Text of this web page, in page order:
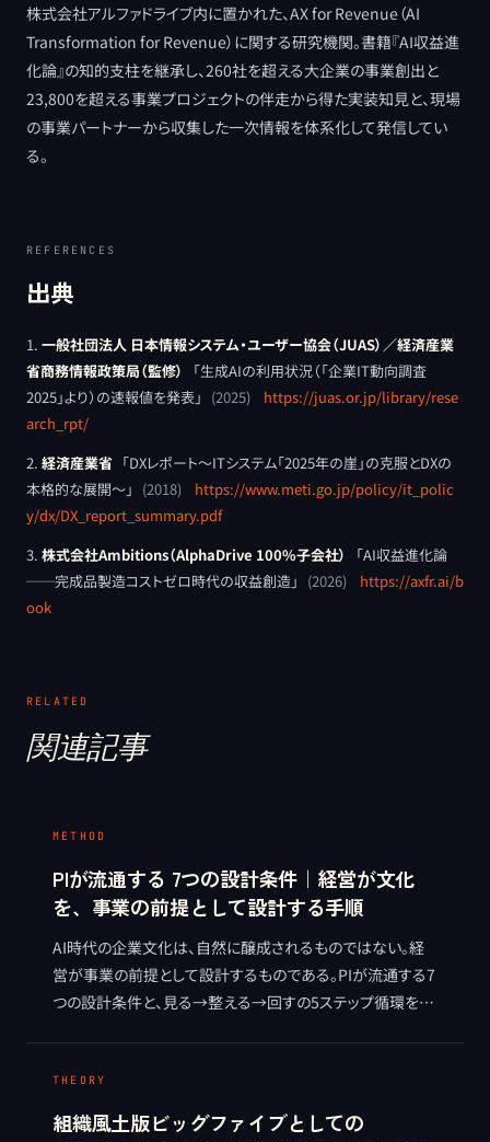
株式会社アルファドライブ内に置かれた、AX for Revenue（AI
Transformation for Revenue）に関する研究機関。書籍『AI収益進
化論』の知的支柱を継承し、260社を超える大企業の事業創出と
23,800を超える事業プロジェクトの伴走から得た実装知見と、現場
の事業パートナーから収集した一次情報を体系化して発信してい
る。
REFERENCES
出典
一般社団法人 日本情報システム・ユーザー協会（JUAS）／経済産業
省商務情報政策局（監修）
「生成AIの利用状況（「企業IT動向調査
2025」より）の速報値を発表」 (2025)
https://juas.or.jp/library/rese
arch_rpt/
経済産業省 「DXレポート〜ITシステム「2025年の崖」の克服とDXの
本格的な展開〜」 (2018)
https://www.meti.go.jp/policy/it_polic
y/dx/DX_report_summary.pdf
株式会社Ambitions（AlphaDrive 100%子会社）
「AI収益進化論
──完成品製造コストゼロ時代の収益創造」 (2026)
https://axfr.ai/b
ook
RELATED
関連記事
METHOD
PIが流通する 7つの設計条件｜経営が文化
を、事業の前提として設計する手順
AI時代の企業文化は、自然に醸成されるものではない。経
営が事業の前提として設計するものである。PIが流通する7
つの設計条件と、見る→整える→回すの5ステップ循環を、
THEORY
組織風土版ビッグファイブとしての